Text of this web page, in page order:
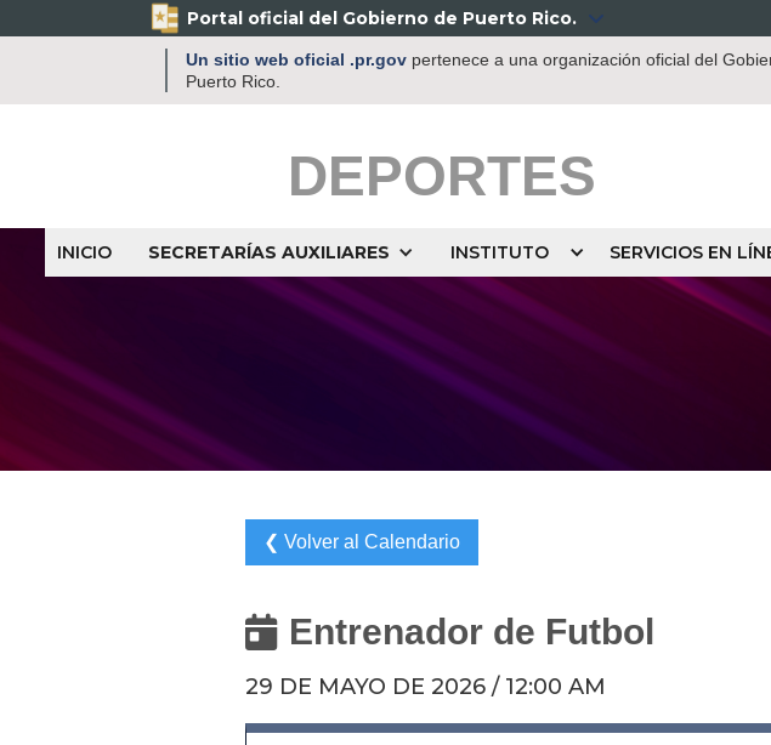
Portal oficial del Gobierno de Puerto Rico. 
Un sitio web oficial .pr.gov pertenece a una organización oficial del
Puerto Rico.
DEPORTES
INICIO SECRETARÍAS AUXILIARES INSTITUTO SERVICIOS EN
❮ Volver al Calendario
 Entrenador de Futbol
29 DE MAYO DE 2026 / 12:00 AM